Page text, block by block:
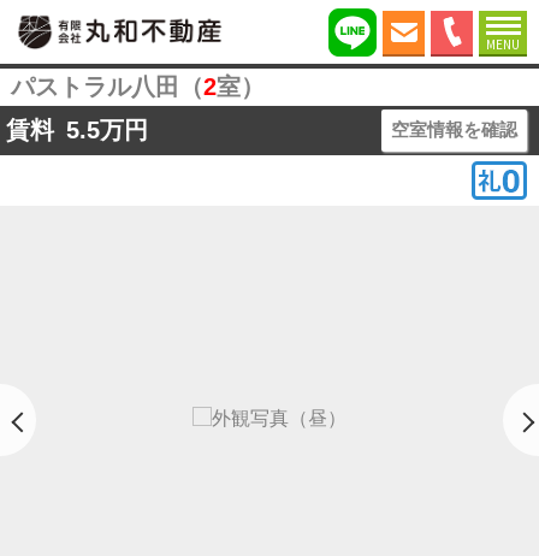
MENU
パストラル八田（2室）
賃料 5.5万円 空室情報を確認